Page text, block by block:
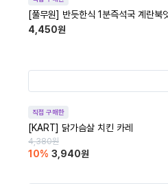
[풀무원] 반듯한식 1분즉석국 계란북
4,450원
직접 구매한
[KART] 닭가슴살 치킨 카레
4,380원
10% 3,940원